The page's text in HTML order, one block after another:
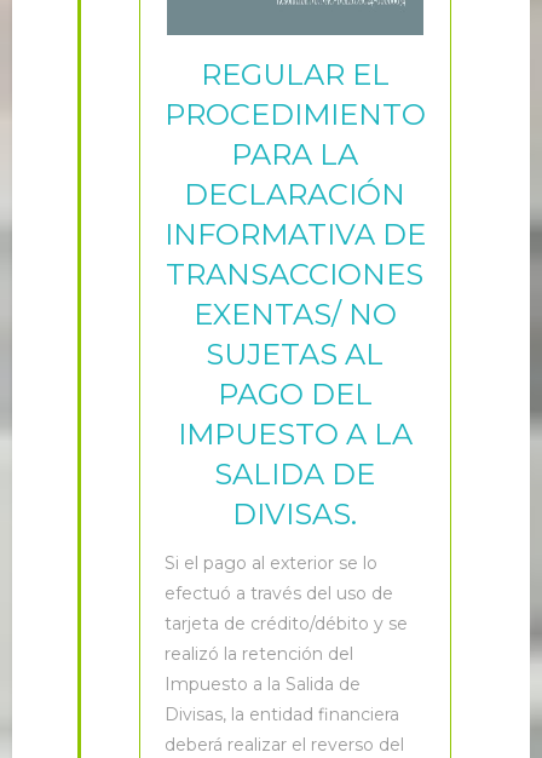
REGULAR EL
PROCEDIMIENTO
PARA LA
DECLARACIÓN
INFORMATIVA DE
TRANSACCIONES
EXENTAS/ NO
SUJETAS AL
PAGO DEL
IMPUESTO A LA
SALIDA DE
DIVISAS.
Si el pago al exterior se lo
efectuó a través del uso de
tarjeta de crédito/débito y se
realizó la retención del
Impuesto a la Salida de
Divisas, la entidad financiera
deberá realizar el reverso del